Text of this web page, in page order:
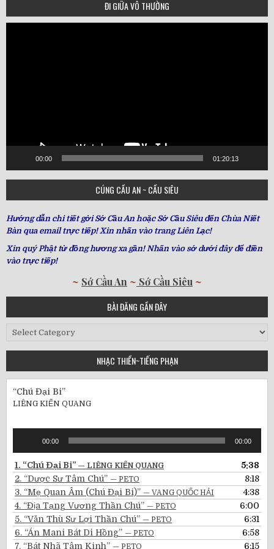
ĐI GIỮA VÔ THƯỜNG
00:00 01:20:13
CÚNG CẦU AN ~ CẦU SIÊU
Hướng dẫn chi tiết gởi Sớ Cầu An hoặc Sớ Cầu Siêu đến Chùa Niết
Bàn qua email trực tiếp! Xin nhấn vào trang Liên Lạc!
Xin quý Phật tử đồng hương xa gần! Nhấn vào sớ dưới đây để điền
vào trực tiếp!
~ Sớ Cầu An ~ Sớ Cầu Siêu ~
BÀI ĐĂNG GẦN ĐÂY
Bài
Gần
NHẠC THIỀN~TIẾNG PHẠN
“Chú Đại Bi”
LIÊNG KIẾN QUANG
00:00 00:00
1. “Chú Đại Bi” — LIÊNG KIẾN QUANG
5:38
2. “Dược Sư Tâm Chú” — PETO
8:18
3. “Mẹ Quan Âm (Chú Đại Bi)” — VANG QUỐC HẢI
4:38
4. “Địa Tạng Vương Thần Chú” — PETO
6:00
5. “Văn Thù Sư Lợi Thần Chú” — PETO
6:31
6. “Án Mani Bát Di Hồng” — PETO
6:58
7. “Bát Nhã Tâm Kinh” — PETO 6:15